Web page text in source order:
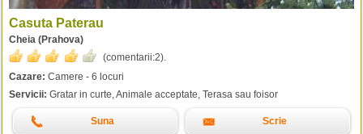
Casuta Paterau
Cheia (Prahova)
(comentarii:2).
Cazare: Camere - 6 locuri
Servicii: Gratar in curte, Animale acceptate, Terasa sau foisor
Suna Scrie